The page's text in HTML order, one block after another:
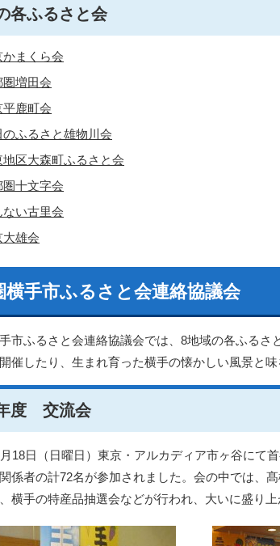
各ふるさと会
かまくら会
圏増田会
平鹿町会
のふるさと雄物川会
地区大森町ふるさと会
圏十文字会
ない古里会
大雄会
横手市ふるさと会連絡協議会
市ふるさと会連絡協議会では、8地域の各ふる
催したり、生まれ育った横手の懐かしい風景と
度 交流会
18日（日曜日）東京・アルカディア市ヶ谷にて
係者の計72名が参加されました。会の中では、
横手の特産品抽選会などが行われ、大いに盛り上